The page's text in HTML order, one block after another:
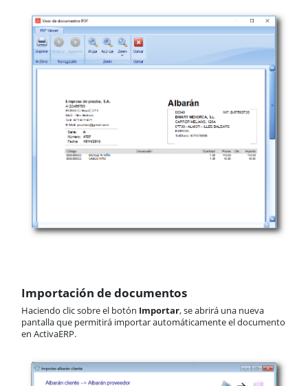
Importación de documentos
Haciendo clic sobre el botón Importar, se abrirá una nueva
pantalla que permitirá importar automáticamente el documento
en ActivaERP.